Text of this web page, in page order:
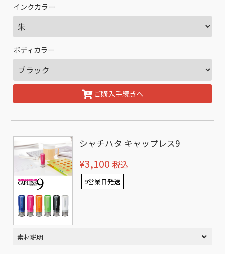
インクカラー
ボディカラー
ご購入手続きへ
シャチハタ キャップレス9
¥3,100 税込
9営業日発送
素材説明